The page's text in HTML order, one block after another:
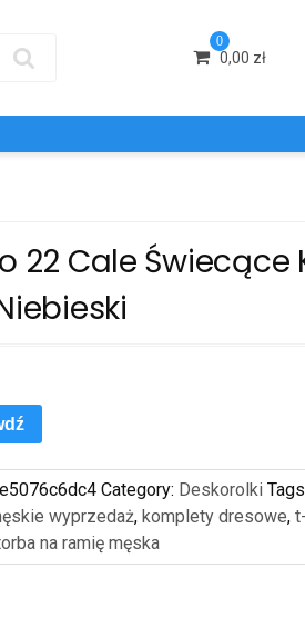
0
0,00 zł
22 Cale Świecące
Category: Deskorolki
wyprzedaż,komplety dresowe,
na ramię męska